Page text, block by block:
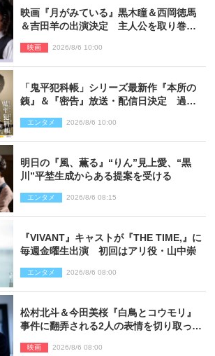
映画『月がみている』黒木瞳＆西岡徳馬
＆吉田羊の出演決定 主人公を取り巻く
映画 2026/8/6 10:00
「鬼平犯科帳」シリーズ最新作『本所の
銕』＆『密告』放送・配信日決定 過去
エンタメ 2026/8/6 10:00
明日の『風、薫る』“りん”見上愛、“黒
川”平埜生成からある提案を受ける
エンタメ 2026/8/6 08:15
『VIVANT』キャストが『THE TIME,』に
毎週金曜生出演 初回はアリ役・山中崇
エンタメ 2026/8/6 08:00
松村北斗＆今田美桜『白鳥とコウモリ』
事件に翻弄される2人の表情を切り取った
映画 2026/8/6 08:00